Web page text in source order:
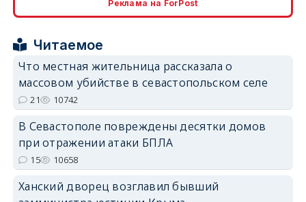
erid: 2SDnjdPjgYS
Реклама на ForPost
Читаемое
Что местная жительница рассказала о
массовом убийстве в севастопольском селе
21 10742
В Севастополе повреждены десятки домов
при отражении атаки БПЛА
15 10658
Ханский дворец возглавил бывший